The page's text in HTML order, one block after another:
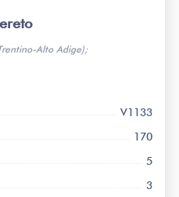
Alto Adige);
V1133
170
5
3